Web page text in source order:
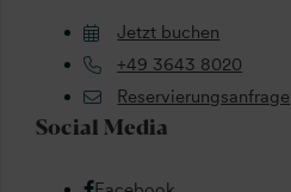
Jetzt buchen
+49 3643 8020
Reservierungsanfrage
Social Media